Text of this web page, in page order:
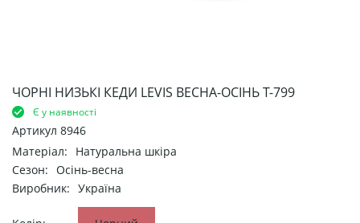
ЧОРНІ НИЗЬКІ КЕДИ LEVIS ВЕСНА-ОСІНЬ Т-799
Є у наявності
Артикул 8946
Матеріал:
Натуральна шкіра
Сезон: Осінь-весна
Виробник: Україна